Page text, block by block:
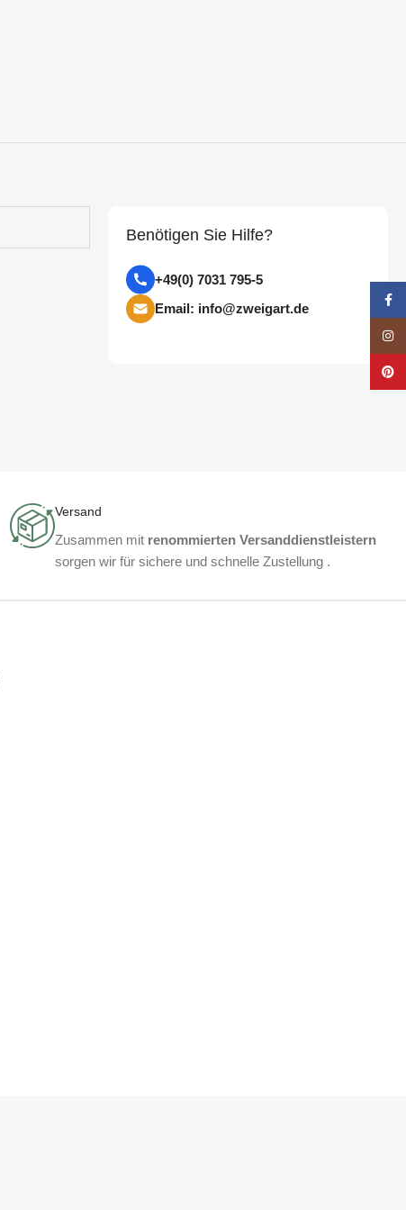
Benötigen Sie Hilfe?
+49(0) 7031 795-5
Email: info@zweigart.de
Versand
Zusammen mit renommierten Versanddienstleistern
sorgen wir für sichere und schnelle Zustellung .